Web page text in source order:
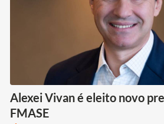
Alexei Vivan é eleito novo
FMASE